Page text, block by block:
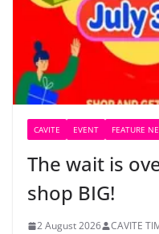
CAVITE EVENT FEATURE
The wait is
shop BIG!
2 August 2026 CAVITE